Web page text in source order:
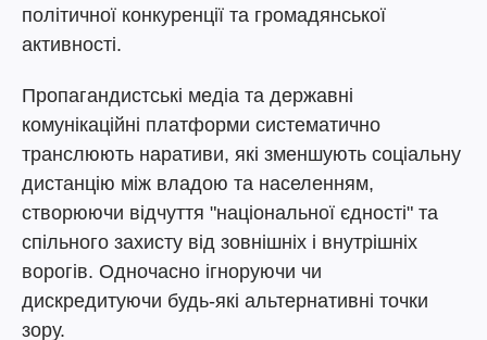
політичної конкуренції та громадянської
активності.
Пропагандистські медіа та державні
комунікаційні платформи систематично
транслюють наративи, які зменшують соціальну
дистанцію між владою та населенням,
створюючи відчуття "національної єдності" та
спільного захисту від зовнішніх і внутрішніх
ворогів. Одночасно ігноруючи чи
дискредитуючи будь-які альтернативні точки
зору.